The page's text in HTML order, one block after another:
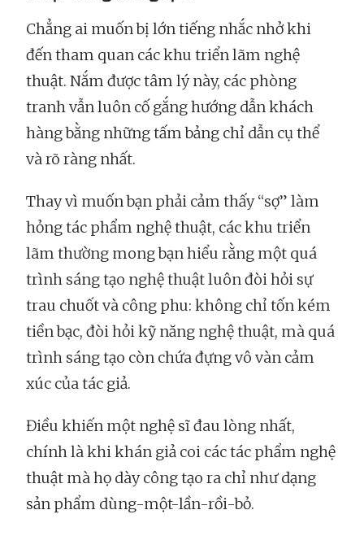
Chẳng ai muốn bị lớn tiếng nhắc nhở khi
đến tham quan các khu triển lãm nghệ
thuật. Nắm được tâm lý này, các phòng
tranh vẫn luôn cố gắng hướng dẫn khách
hàng bằng những tấm bảng chỉ dẫn cụ thể
và rõ ràng nhất.
Thay vì muốn bạn phải cảm thấy “sợ” làm
hỏng tác phẩm nghệ thuật, các khu triển
lãm thường mong bạn hiểu rằng một quá
trình sáng tạo nghệ thuật luôn đòi hỏi sự
trau chuốt và công phu: không chỉ tốn kém
tiền bạc, đòi hỏi kỹ năng nghệ thuật, mà quá
trình sáng tạo còn chứa đựng vô vàn cảm
xúc của tác giả.
Điều khiến một nghệ sĩ đau lòng nhất,
chính là khi khán giả coi các tác phẩm nghệ
thuật mà họ dày công tạo ra chỉ như dạng
sản phẩm dùng-một-lần-rồi-bỏ.